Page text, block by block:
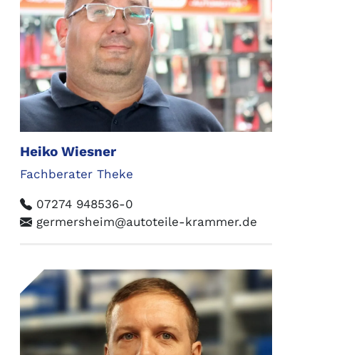
Heiko Wiesner
Fachberater Theke
07274 948536-0
germersheim@autoteile-krammer.de